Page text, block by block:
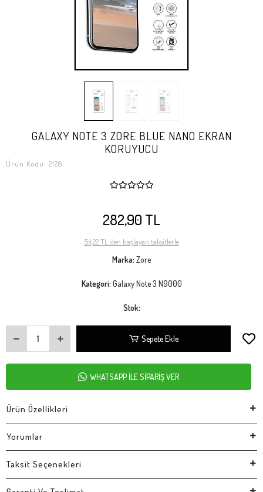
GALAXY NOTE 3 ZORE BLUE NANO EKRAN
KORUYUCU
Ürün Kodu: 2128
282,90 TL
54,22 TL 'den başlayan taksitlerle
Marka: Zore
Kategori: Galaxy Note 3 N9000
Stok:
Sepete Ekle
WHATSAPP İLE SİPARİŞ VER
Ürün Özellikleri
Yorumlar
Taksit Seçenekleri